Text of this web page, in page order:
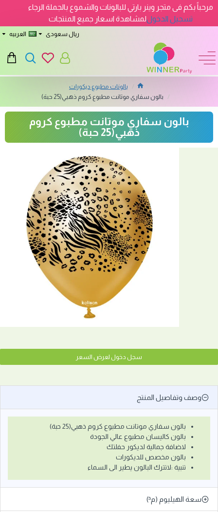
مرحباً بكم فى متجر وينر بارتي للبالونات والشموع بالجملة الرجاء
تسجيل الدخوللمشاهدة اسعار جميع المنتجات
ريال سعودى العربيه
بالونات مطبوع ديكورات
بالون سفاري موتانت مطبوع كروم ذهبي(25 حبة)
بالون سفاري موتانت مطبوع كروم
ذهبي(25 حبة)
سجل دخول لعرض السعر
وصف وتفاصيل المنتج
بالون سفاري موتانت مطبوع كروم ذهبي(25 حبة)
بالون كاليسان مطبوع عالي الجودة
لاضافة جمالية لديكور حفلتك
بالون مخصص للديكورات
تنبية :لاتترك البالون يطير الى السماء
سعة الهيليوم (م³)